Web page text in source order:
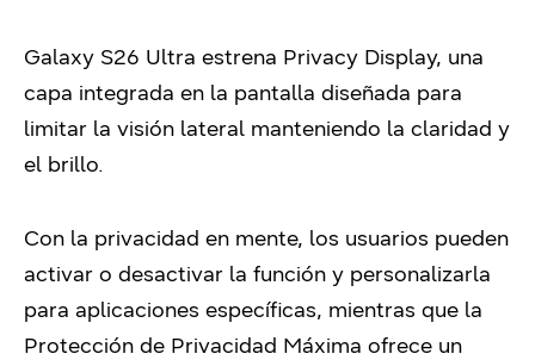
Galaxy S26 Ultra estrena Privacy Display, una
capa integrada en la pantalla diseñada para
limitar la visión lateral manteniendo la claridad y
el brillo.
Con la privacidad en mente, los usuarios pueden
activar o desactivar la función y personalizarla
para aplicaciones específicas, mientras que la
Protección de Privacidad Máxima ofrece un